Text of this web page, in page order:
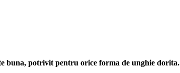
buna, potrivit pentru orice forma de unghie dorita.